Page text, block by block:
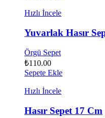
Hızlı İncele
Yuvarlak Hasır
Örgü Sepet
₺110.00
Sepete Ekle
Hızlı İncele
Hasır Sepet 17 Cm